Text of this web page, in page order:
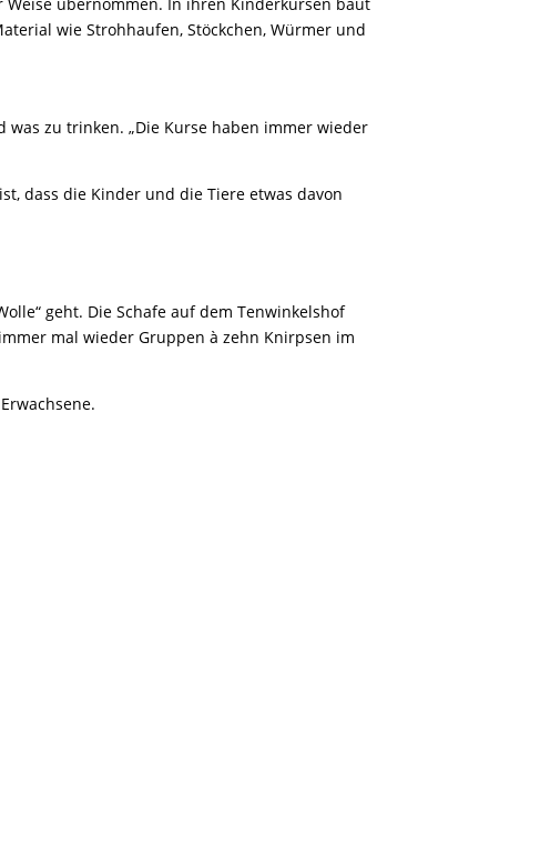
wie Strohhaufen, Stöckchen, Würmer und
was zu trinken. „Die Kurse haben immer wieder
dass die Kinder und die Tiere etwas davon
geht. Die Schafe auf dem Tenwinkelshof
mal wieder Gruppen à zehn Knirpsen im